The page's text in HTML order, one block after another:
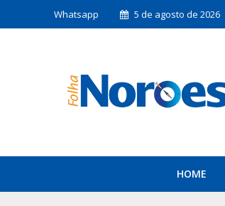
Whatsapp 5 de agosto de 2026
HOME